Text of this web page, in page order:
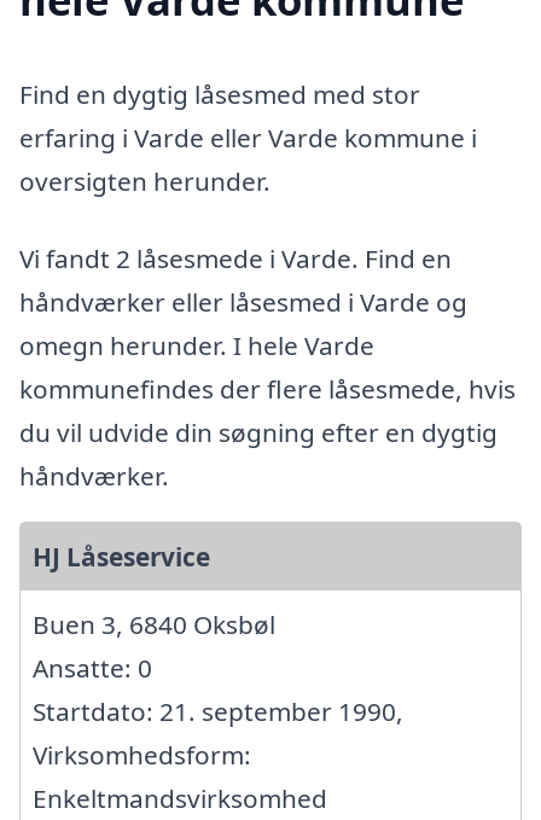
Find en dygtig låsesmed med stor
erfaring i Varde eller Varde kommune i
oversigten herunder.
Vi fandt 2 låsesmede i Varde. Find en
håndværker eller låsesmed i Varde og
omegn herunder. I hele Varde
kommunefindes der flere låsesmede, hvis
du vil udvide din søgning efter en dygtig
håndværker.
HJ Låseservice
Buen 3, 6840 Oksbøl
Ansatte: 0
Startdato: 21. september 1990,
Virksomhedsform:
Enkeltmandsvirksomhed